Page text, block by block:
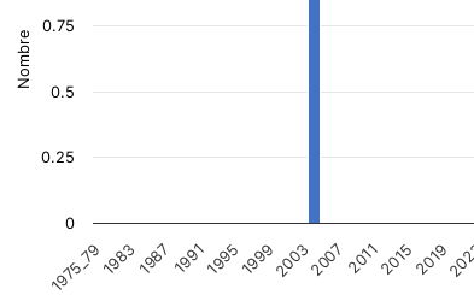
Nombre
1975_7919831987 19911995199920032007 201120152019
0
0.25
0.5
0.75